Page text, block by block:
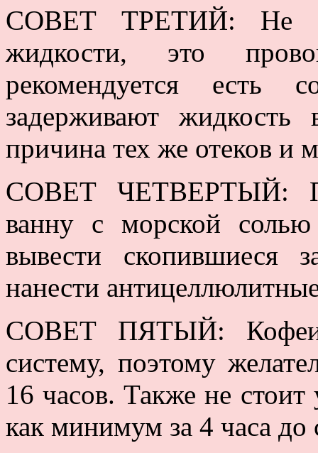
СОВЕТ ТРЕТИЙ: Не
жидкости, это
рекомендуется есть
задерживают
причина тех же отеков и
СОВЕТ ЧЕТВЕРТЫЙ:
ванну с морской
вывести скопившиеся
нанести
СОВЕТ ПЯТЫЙ:
систему, поэтому
16 часов. Также не стоит
как минимум за 4 часа до